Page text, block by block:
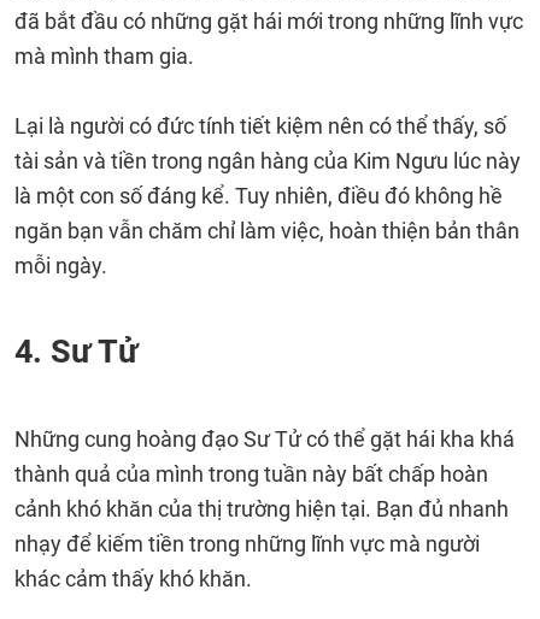
đã bắt đầu có những gặt hái mới trong những lĩnh vực
mà mình tham gia.
Lại là người có đức tính tiết kiệm nên có thể thấy, số
tài sản và tiền trong ngân hàng của Kim Ngưu lúc này
là một con số đáng kể. Tuy nhiên, điều đó không hề
ngăn bạn vẫn chăm chỉ làm việc, hoàn thiện bản thân
mỗi ngày.
4. Sư Tử
Những cung hoàng đạo Sư Tử có thể gặt hái kha khá
thành quả của mình trong tuần này bất chấp hoàn
cảnh khó khăn của thị trường hiện tại. Bạn đủ nhanh
nhạy để kiếm tiền trong những lĩnh vực mà người
khác cảm thấy khó khăn.